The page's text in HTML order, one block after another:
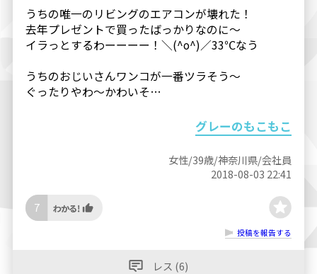
うちの唯一のリビングのエアコンが壊れた！
去年プレゼントで買ったばっかりなのに〜
イラっとするわーーーー！＼(^o^)／33℃なう
うちのおじいさんワンコが一番ツラそう〜
ぐったりやわ〜かわいそ…
グレーのもこもこ
女性/39歳/神奈川県/会社員
2018-08-03 22:41
7
投稿を報告する
レス (6)